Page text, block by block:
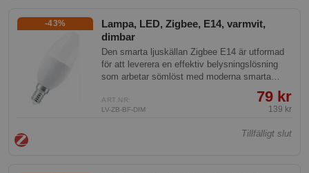
Lampa, LED, Zigbee, E14, varmvit,
dimbar
-43%
Den smarta ljuskällan Zigbee E14 är utformad
för att leverera en effektiv belysningslösning
som arbetar sömlöst med moderna smarta
hem-system. Med en ljusflöde på 470 lumen
och möjligheten att dimma till önskad
intensitet, erbjuder denna enhet både komfort
ART.NR:
LV-ZB-BF-DIM
79 kr
139 kr
Tillfälligt slut